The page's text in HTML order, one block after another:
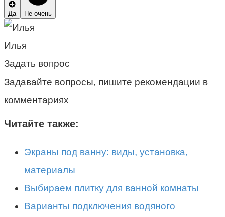
Да Не очень
Илья
Задать вопрос
Задавайте вопросы, пишите рекомендации в
комментариях
Читайте также:
Экраны под ванну: виды, установка,
материалы
Выбираем плитку для ванной комнаты
Варианты подключения водяного